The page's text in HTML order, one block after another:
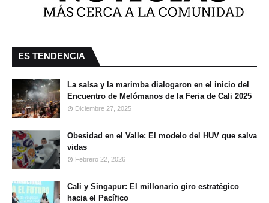
ES TENDENCIA
La salsa y la marimba dialogaron en el inicio del
Encuentro de Melómanos de la Feria de Cali 2025
Diciembre 27, 2025
Obesidad en el Valle: El modelo del HUV que salva
vidas
Febrero 22, 2026
Cali y Singapur: El millonario giro estratégico
hacia el Pacífico